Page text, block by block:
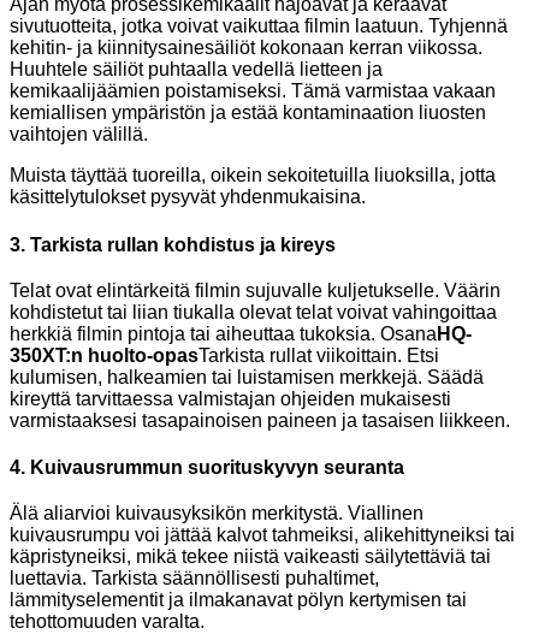
Ajan myötä prosessikemikaalit hajoavat ja keräävät
sivutuotteita, jotka voivat vaikuttaa filmin laatuun. Tyhjennä
kehitin- ja kiinnitysainesäiliöt kokonaan kerran viikossa.
Huuhtele säiliöt puhtaalla vedellä lietteen ja
kemikaalijäämien poistamiseksi. Tämä varmistaa vakaan
kemiallisen ympäristön ja estää kontaminaation liuosten
vaihtojen välillä.
Muista täyttää tuoreilla, oikein sekoitetuilla liuoksilla, jotta
käsittelytulokset pysyvät yhdenmukaisina.
3. Tarkista rullan kohdistus ja kireys
Telat ovat elintärkeitä filmin sujuvalle kuljetukselle. Väärin
kohdistetut tai liian tiukalla olevat telat voivat vahingoittaa
herkkiä filmin pintoja tai aiheuttaa tukoksia. Osana HQ-
350XT:n huolto-opasTarkista rullat viikoittain. Etsi
kulumisen, halkeamien tai luistamisen merkkejä. Säädä
kireyttä tarvittaessa valmistajan ohjeiden mukaisesti
varmistaaksesi tasapainoisen paineen ja tasaisen liikkeen.
4. Kuivausrummun suorituskyvyn seuranta
Älä aliarvioi kuivausyksikön merkitystä. Viallinen
kuivausrumpu voi jättää kalvot tahmeiksi, alikehittyneiksi tai
käpristyneiksi, mikä tekee niistä vaikeasti säilytettäviä tai
luettavia. Tarkista säännöllisesti puhaltimet,
lämmityselementit ja ilmakanavat pölyn kertymisen tai
tehottomuuden varalta.